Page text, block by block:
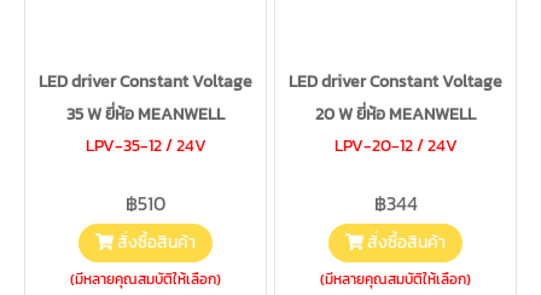
LED driver Constant Voltage
35 W ยี่ห้อ MEANWELL
LPV-35-12 / 24V
฿510
สั่งซื้อสินค้า
(มีหลายคุณสมบัติให้เลือก)
LED driver Constant Voltage
20 W ยี่ห้อ MEANWELL
LPV-20-12 / 24V
฿344
สั่งซื้อสินค้า
(มีหลายคุณสมบัติให้เลือก)